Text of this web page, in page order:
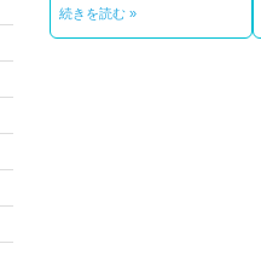
続きを読む »